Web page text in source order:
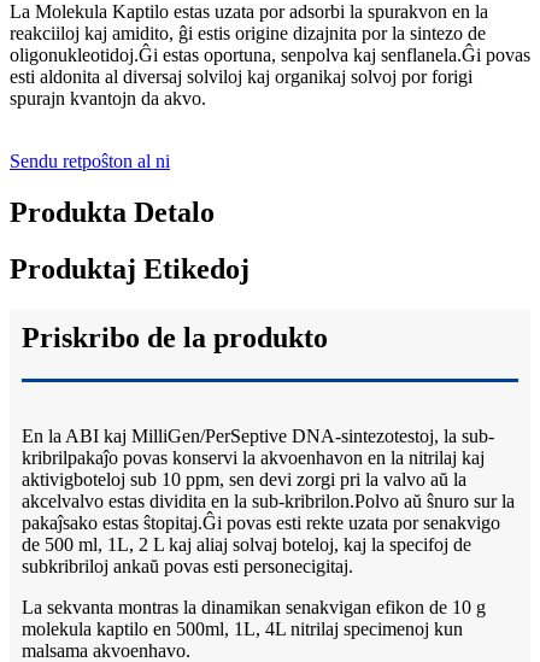
La Molekula Kaptilo estas uzata por adsorbi la spurakvon en la
reakciiloj kaj amidito, ĝi estis origine dizajnita por la sintezo de
oligonukleotidoj.Ĝi estas oportuna, senpolva kaj senflanela.Ĝi povas
esti aldonita al diversaj solviloj kaj organikaj solvoj por forigi
spurajn kvantojn da akvo.
Sendu retpoŝton al ni
Produkta Detalo
Produktaj Etikedoj
Priskribo de la produkto
En la ABI kaj MilliGen/PerSeptive DNA-sintezotestoj, la sub-
kribrilpakaĵo povas konservi la akvoenhavon en la nitrilaj kaj
aktivigboteloj sub 10 ppm, sen devi zorgi pri la valvo aŭ la
akcelvalvo estas dividita en la sub-kribrilon.Polvo aŭ ŝnuro sur la
pakaĵsako estas ŝtopitaj.Ĝi povas esti rekte uzata por senakvigo
de 500 ml, 1L, 2 L kaj aliaj solvaj boteloj, kaj la specifoj de
subkribriloj ankaŭ povas esti personecigitaj.
La sekvanta montras la dinamikan senakvigan efikon de 10 g
molekula kaptilo en 500ml, 1L, 4L nitrilaj specimenoj kun
malsama akvoenhavo.